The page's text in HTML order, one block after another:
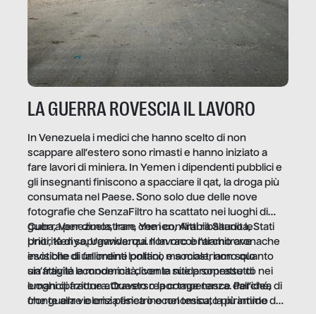
LA GUERRA ROVESCIA IL LAVORO
In Venezuela i medici che hanno scelto di non
scappare all’estero sono rimasti e hanno iniziato a
fare lavori di miniera. In Yemen i dipendenti pubblici e
gli insegnanti finiscono a spacciare il qat, la droga più
consumata nel Paese. Sono solo due delle nove
fotografie che SenzaFiltro ha scattato nei luoghi di
guerra per dimostrare che i conflitti ribaltano le
priorità di sopravvivenza. Il lavoro è l’architrave
invisibile di un ordine politico e sociale, non solo
un’attività economica: diventa nitida soprattutto nei
luoghi di frattura. Questo reportage nasce dall’idea
che guerre e crisi penetrino nel tessuto più intimo
Cuba, Venezuela, Iran, Yemen, Arabia Saudita, Stati
Uniti, Kenya, Uganda: qui non raccontiamo cronache
esotiche di fallimenti lontani, ma mostriamo quanto
sia fragile la modernità, con le sue promesse di
emancipazione attraverso la competenza. Perché, di
fronte alla violenza fisica o economica, la piramide del